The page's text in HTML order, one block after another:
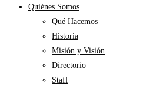
Quiénes Somos
Qué Hacemos
Historia
Misión y Visión
Directorio
Staff